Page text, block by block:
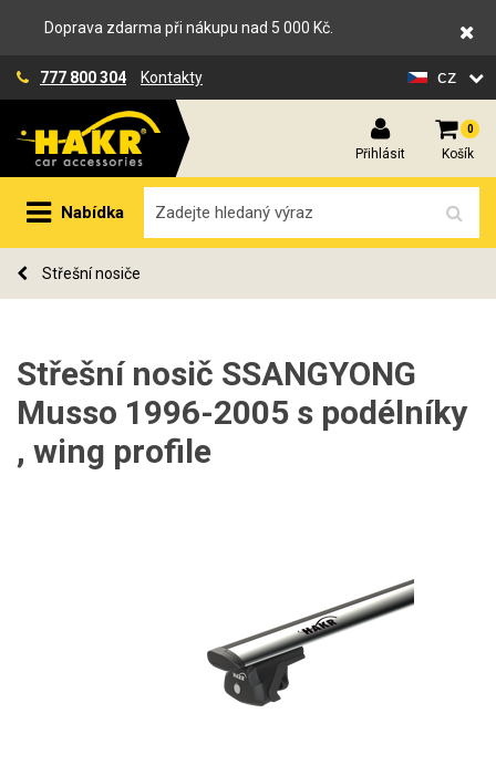
Doprava zdarma při nákupu nad 5 000 Kč.
777 800 304 Kontakty cz
Přihlásit
0
Košík
Nabídka
Střešní nosiče
Střešní nosič SSANGYONG
Musso 1996-2005 s podélníky
, wing profile